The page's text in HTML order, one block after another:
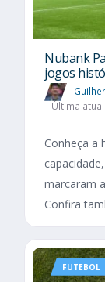
Nubank
jogos
Última
Conheça a
marcaram
Confira
FUTEBOL